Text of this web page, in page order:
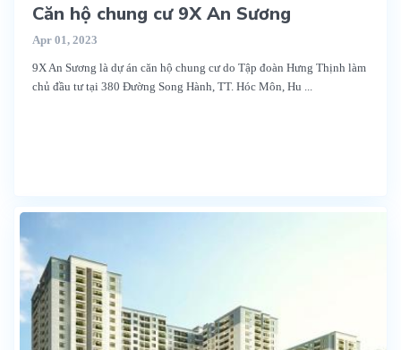
Căn hộ chung cư 9X An Sương
Apr 01, 2023
9X An Sương là dự án căn hộ chung cư do Tập đoàn Hưng Thịnh làm
chủ đầu tư tại 380 Đường Song Hành, TT. Hóc Môn, Hu